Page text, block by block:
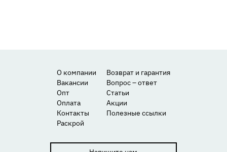
О компании
Вакансии
Опт
Оплата
Контакты
Раскрой
Возврат и гарантия
Вопрос – ответ
Статьи
Акции
Полезные ссылки